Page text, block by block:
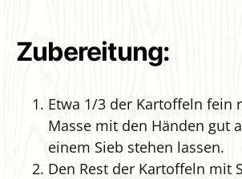
Zubereitung:
Etwa 1/3 der Kartoffeln fein
Masse mit den Händen gut
einem Sieb stehen lassen.
Den Rest der Kartoffeln mit